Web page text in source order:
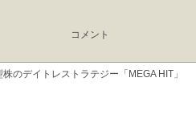
コメント
のデイトレストラテジー「MEGA HIT」